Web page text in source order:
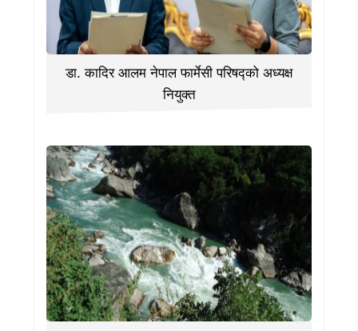
डा. कादिर आलम नेपाल फार्मेसी परिषद्को अध्यक्ष
नियुक्त